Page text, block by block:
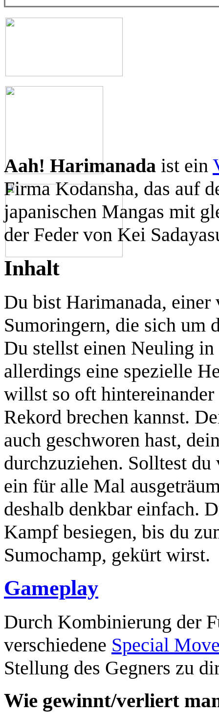
Aah! Harimanada ist ein
Firma Kodansha, das auf
japanischen Mangas mit
der Feder von Kei
Inhalt
Du bist Harimanada, einer
Sumoringern, die sich um
Du stellst einen Neuling
allerdings eine spezielle
willst so oft hintereinander
Rekord brechen kannst.
auch geschworen hast,
durchzuziehen. Solltest
ein für alle Mal
deshalb denkbar einfach.
Kampf besiegen, bis du
Sumochamp, gekürt wirst.
Gameplay
Durch Kombinierung der
verschiedene Special
Stellung des Gegners zu
Wie gewinnt/verliert